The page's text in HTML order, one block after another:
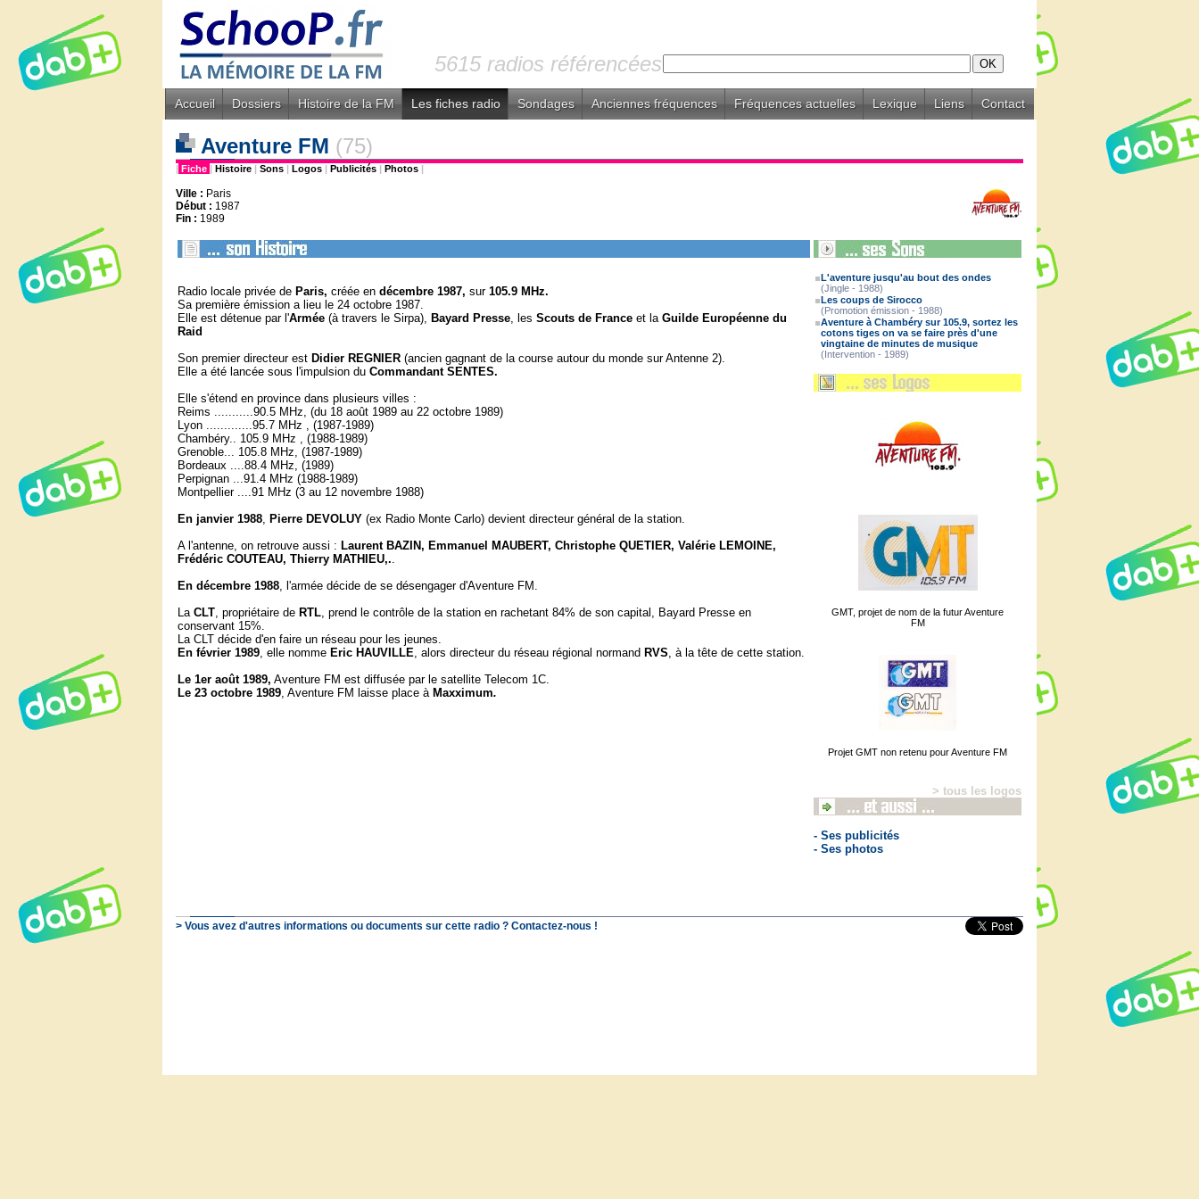
5615 radios référencées
Accueil Dossiers Histoire de la FM Les fiches radio Sondages Anciennes fréquences Fréquences actuelles Lexique Liens Contact
Aventure FM (75)
| Fiche | Histoire | Sons | Logos | Publicités | Photos |
Ville : Paris
Début : 1987
Fin : 1989
Radio locale privée de Paris, créée en décembre 1987, sur105.9 MHz.
Sa première émission a lieu le 24 octobre 1987.
Elle est détenue par l'Armée (à travers le Sirpa), Bayard Presse, les Scouts de France et la Guilde Européenne du
Raid
Son premier directeur est Didier REGNIER (ancien gagnant de la course autour du monde sur Antenne 2).
Elle a été lancée sous l'impulsion du Commandant SENTES.
Elle s'étend en province dans plusieurs villes :
Reims ...........90.5 MHz, (du 18 août 1989 au 22 octobre 1989)
Lyon .............95.7 MHz , (1987-1989)
Chambéry.. 105.9 MHz , (1988-1989)
Grenoble... 105.8 MHz, (1987-1989)
Bordeaux ....88.4 MHz, (1989)
Perpignan ...91.4 MHz (1988-1989)
Montpellier ....91 MHz (3 au 12 novembre 1988)
En janvier 1988, Pierre DEVOLUY (ex Radio Monte Carlo) devient directeur général de la station.
A l'antenne, on retrouve aussi : Laurent BAZIN, Emmanuel MAUBERT, Christophe QUETIER, Valérie LEMOINE,
Frédéric COUTEAU, Thierry MATHIEU,..
En décembre 1988, l'armée décide de se désengager d'Aventure FM.
La CLT, propriétaire de RTL, prend le contrôle de la station en rachetant 84% de son capital, Bayard Presse en
conservant 15%.
La CLT décide d'en faire un réseau pour les jeunes.
En février 1989, elle nomme Eric HAUVILLE, alors directeur du réseau régional normand RVS, à la tête de cette station.
Le 1er août 1989, Aventure FM est diffusée par le satellite Telecom 1C.
Le 23 octobre 1989, Aventure FM laisse place à Maxximum.
L'aventure jusqu'au bout des ondes
(Jingle - 1988)
Les coups de Sirocco
(Promotion émission - 1988)
Aventure à Chambéry sur 105.9, sortez les
cotons tiges on va se faire près d'une
vingtaine de minutes de musique
(Intervention - 1989)
GMT, projet de nom de la futur Aventure
FM
Projet GMT non retenu pour Aventure FM
> tous les logos
- Ses publicités
- Ses photos
> Vous avez d'autres informations ou documents sur cette radio ? Contactez-nous !